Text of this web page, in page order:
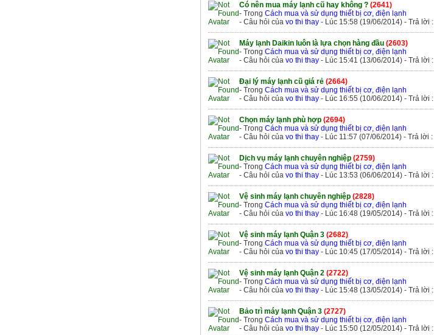
Có nên mua máy lạnh cũ hay không ? (2641)
- Trong Cách mua và sử dụng thiết bị cơ, điện lạnh
- Câu hỏi của vo thi thay - Lúc 15:58 (19/06/2014) - Trả lời :
Máy lạnh Daikin luôn là lựa chọn hàng đầu (2603)
- Trong Cách mua và sử dụng thiết bị cơ, điện lạnh
- Câu hỏi của vo thi thay - Lúc 15:41 (13/06/2014) - Trả lời :
Đại lý máy lạnh cũ giá rẻ (2664)
- Trong Cách mua và sử dụng thiết bị cơ, điện lạnh
- Câu hỏi của vo thi thay - Lúc 16:55 (10/06/2014) - Trả lời :
Chọn máy lạnh phù hợp (2694)
- Trong Cách mua và sử dụng thiết bị cơ, điện lạnh
- Câu hỏi của vo thi thay - Lúc 11:57 (07/06/2014) - Trả lời :
Dịch vụ máy lạnh chuyên nghiệp (2759)
- Trong Cách mua và sử dụng thiết bị cơ, điện lạnh
- Câu hỏi của vo thi thay - Lúc 13:53 (06/06/2014) - Trả lời :
Vệ sinh máy lạnh chuyên nghiệp (2828)
- Trong Cách mua và sử dụng thiết bị cơ, điện lạnh
- Câu hỏi của vo thi thay - Lúc 16:48 (19/05/2014) - Trả lời :
Vệ sinh máy lạnh Quận 3 (2682)
- Trong Cách mua và sử dụng thiết bị cơ, điện lạnh
- Câu hỏi của vo thi thay - Lúc 10:45 (17/05/2014) - Trả lời :
Vệ sinh máy lạnh Quận 2 (2722)
- Trong Cách mua và sử dụng thiết bị cơ, điện lạnh
- Câu hỏi của vo thi thay - Lúc 15:48 (13/05/2014) - Trả lời :
Bảo trì máy lạnh Quận 3 (2727)
- Trong Cách mua và sử dụng thiết bị cơ, điện lạnh
- Câu hỏi của vo thi thay - Lúc 15:50 (12/05/2014) - Trả lời :